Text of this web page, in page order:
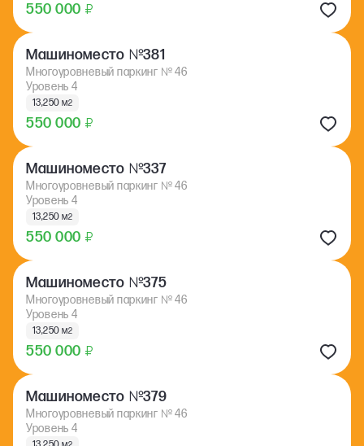
550 000 ₽
Машиноместо №381
Многоуровневый паркинг №46
Уровень 4
550 000 ₽
13,250 м2
Машиноместо №337
Многоуровневый паркинг №46
Уровень 4
550 000 ₽
13,250 м2
Машиноместо №375
Многоуровневый паркинг №46
Уровень 4
550 000 ₽
13,250 м2
Машиноместо №379
Многоуровневый паркинг №46
Уровень 4